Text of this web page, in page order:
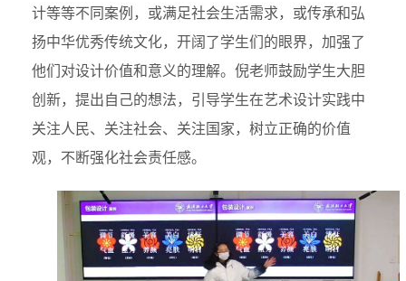
计等等不同案例，或满足社会生活需求，或传承和弘
扬中华优秀传统文化，开阔了学生们的眼界，加强了
他们对设计价值和意义的理解。倪老师鼓励学生大胆
创新，提出自己的想法，引导学生在艺术设计实践中
关注人民、关注社会、关注国家，树立正确的价值
观，不断强化社会责任感。